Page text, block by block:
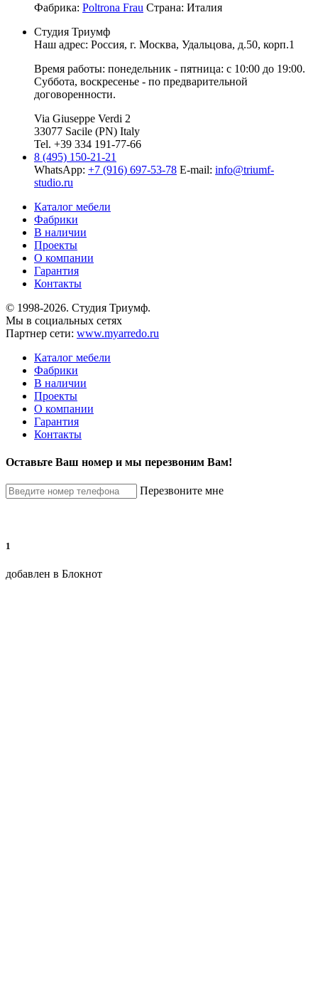
Фабрика: Poltrona Frau Страна: Италия
Студия Триумф
Наш адрес: Россия, г. Москва, Удальцова, д.50, корп.1
Время работы: понедельник - пятница: с 10:00 до 19:00.
Суббота, воскресенье - по предварительной
договоренности.
Via Giuseppe Verdi 2
33077 Sacile (PN) Italy
Tel. +39 334 191-77-66
8 (495) 150-21-21
WhatsApp: +7 (916) 697-53-78 E-mail: info@triumf-
studio.ru
Каталог мебели
Фабрики
В наличии
Проекты
О компании
Гарантия
Контакты
© 1998-2026. Студия Триумф.
Мы в социальных сетях
Партнер сети: www.myarredo.ru
Каталог мебели
Фабрики
В наличии
Проекты
О компании
Гарантия
Контакты
Оставьте Ваш номер и мы перезвоним Вам!
Перезвоните мне
1
добавлен в Блокнот